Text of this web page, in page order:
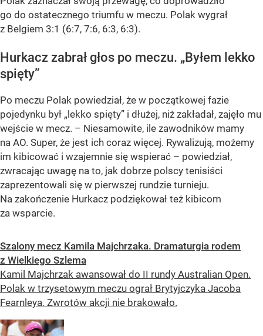
go do ostatecznego triumfu w meczu. Polak wygrał
z Belgiem 3:1 (6:7, 7:6, 6:3, 6:3).
Hurkacz zabrał głos po meczu. „Byłem lekko
spięty”
Po meczu Polak powiedział, że w początkowej fazie
pojedynku był „lekko spięty” i dłużej, niż zakładał, zajęło mu
wejście w mecz. – Niesamowite, ile zawodników mamy
na AO. Super, że jest ich coraz więcej. Rywalizują, możemy
im kibicować i wzajemnie się wspierać – powiedział,
zwracając uwagę na to, jak dobrze polscy tenisiści
zaprezentowali się w pierwszej rundzie turnieju.
Na zakończenie Hurkacz podziękował też kibicom
za wsparcie.
Szalony mecz Kamila Majchrzaka. Dramaturgia rodem
z Wielkiego Szlema
Kamil Majchrzak awansował do II rundy Australian Open.
Polak w trzysetowym meczu ograł Brytyjczyka Jacoba
Fearnleya. Zwrotów akcji nie brakowało.